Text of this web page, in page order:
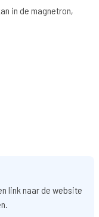
in de magnetron,
link naar de website